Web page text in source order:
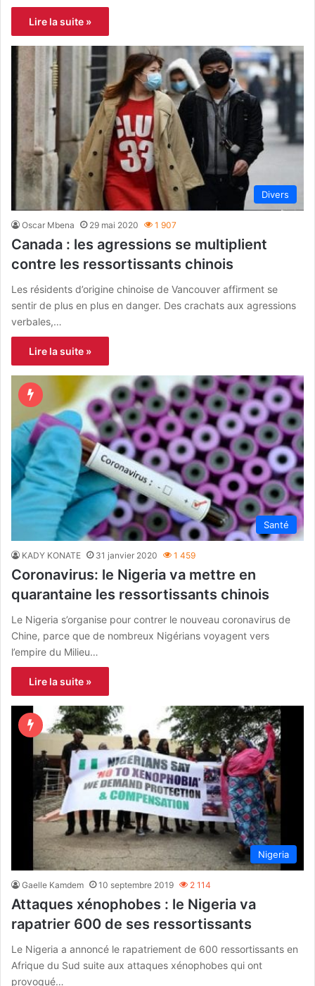
Lire la suite »
Divers
Oscar Mbena 29 mai 2020 1 907
Canada : les agressions se multiplient
contre les ressortissants chinois
Les résidents d’origine chinoise de Vancouver affirment se
sentir de plus en plus en danger. Des crachats aux agressions
verbales,…
Lire la suite »
Santé
KADY KONATE 31 janvier 2020 1 459
Coronavirus: le Nigeria va mettre en
quarantaine les ressortissants chinois
Le Nigeria s’organise pour contrer le nouveau coronavirus de
Chine, parce que de nombreux Nigérians voyagent vers
l’empire du Milieu…
Lire la suite »
Nigeria
Gaelle Kamdem 10 septembre 2019 2 114
Attaques xénophobes : le Nigeria va
rapatrier 600 de ses ressortissants
Le Nigeria a annoncé le rapatriement de 600 ressortissants en
Afrique du Sud suite aux attaques xénophobes qui ont
provoqué…